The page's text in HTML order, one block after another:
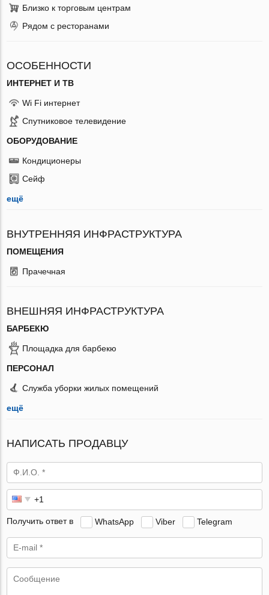
Близко к торговым центрам
Рядом с ресторанами
ОСОБЕННОСТИ
ИНТЕРНЕТ И ТВ
Wi Fi интернет
Спутниковое телевидение
ОБОРУДОВАНИЕ
Кондиционеры
Сейф
ещё
ВНУТРЕННЯЯ ИНФРАСТРУКТУРА
ПОМЕЩЕНИЯ
Прачечная
ВНЕШНЯЯ ИНФРАСТРУКТУРА
БАРБЕКЮ
Площадка для барбекю
ПЕРСОНАЛ
Служба уборки жилых помещений
ещё
НАПИСАТЬ ПРОДАВЦУ
Получить ответ в WhatsApp Viber Telegram